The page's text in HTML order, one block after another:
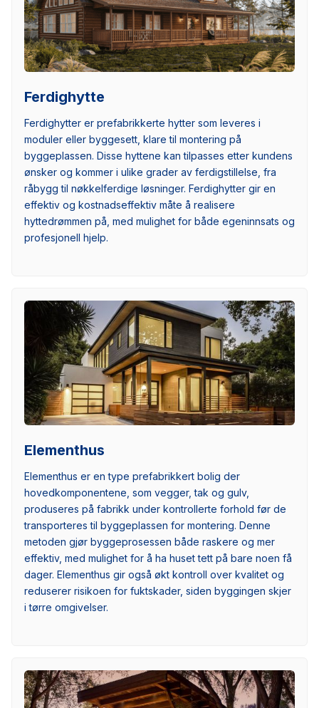
Ferdighytte
Ferdighytter er prefabrikkerte hytter som leveres i
moduler eller byggesett, klare til montering på
byggeplassen. Disse hyttene kan tilpasses etter kundens
ønsker og kommer i ulike grader av ferdigstillelse, fra
råbygg til nøkkelferdige løsninger. Ferdighytter gir en
effektiv og kostnadseffektiv måte å realisere
hyttedrømmen på, med mulighet for både egeninnsats og
profesjonell hjelp.
Elementhus
Elementhus er en type prefabrikkert bolig der
hovedkomponentene, som vegger, tak og gulv,
produseres på fabrikk under kontrollerte forhold før de
transporteres til byggeplassen for montering. Denne
metoden gjør byggeprosessen både raskere og mer
effektiv, med mulighet for å ha huset tett på bare noen få
dager. Elementhus gir også økt kontroll over kvalitet og
reduserer risikoen for fuktskader, siden byggingen skjer
i tørre omgivelser.